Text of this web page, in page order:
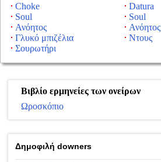
Choke
Datura
Soul
Soul
Ανόητος
Ανόητος
Γλυκό μπιζέλια
Ντους
Σουρωτήρι
Βιβλίο ερμηνείες των ονείρων
Ωροσκόπιο
Δημοφιλή downers